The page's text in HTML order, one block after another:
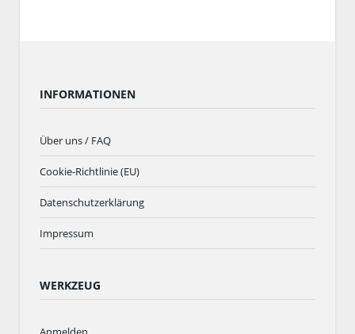
INFORMATIONEN
Über uns / FAQ
Cookie-Richtlinie (EU)
Datenschutzerklärung
Impressum
WERKZEUG